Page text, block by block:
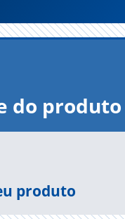
do produto
produto